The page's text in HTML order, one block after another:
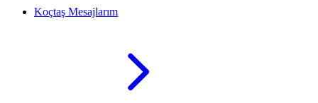
Koçtaş Mesajlarım